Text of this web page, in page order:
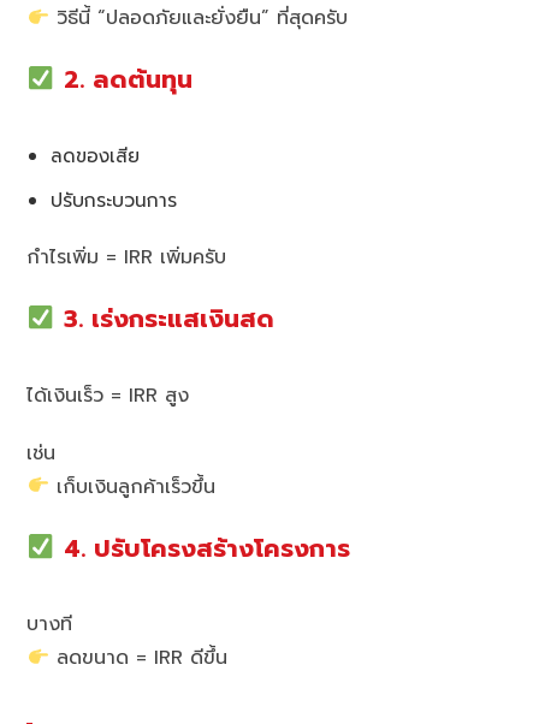
วิธีนี้ “ปลอดภัยและยั่งยืน” ที่สุดครับ
2. ลดต้นทุน
ลดของเสีย
ปรับกระบวนการ
กำไรเพิ่ม = IRR เพิ่มครับ
3. เร่งกระแสเงินสด
ได้เงินเร็ว = IRR สูง
เช่น
เก็บเงินลูกค้าเร็วขึ้น
4. ปรับโครงสร้างโครงการ
บางที
ลดขนาด = IRR ดีขึ้น